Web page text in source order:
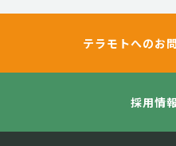
テラモトへのお
採用情